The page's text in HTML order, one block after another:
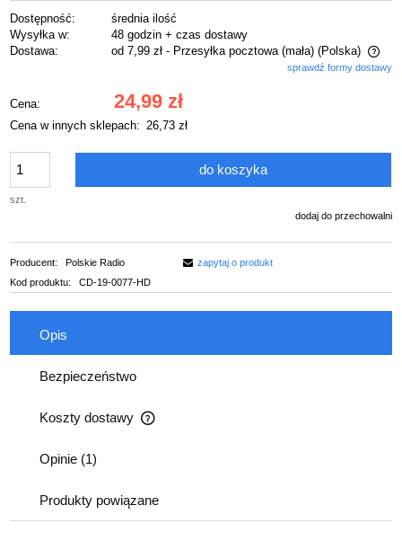
Dostępność:
średnia ilość
Wysyłka w:
48 godzin + czas dostawy
Dostawa:
od 7,99 zł - Przesyłka pocztowa (mała) (Polska)
Cena nie zawiera ewentualnych kosztów płatnościsprawdź formy dostawy
Cena: 24,99 zł
Cena w innych sklepach: 26,73 zł
szt.
do koszyka
dodaj do przechowalni
Producent:
Polskie Radio
Kod produktu:
CD-19-0077-HD
zapytaj o produkt
Opis
Bezpieczeństwo
Koszty dostawy
Cena nie zawiera ewentualnych kosztów płatności
Opinie (1)
Produkty powiązane